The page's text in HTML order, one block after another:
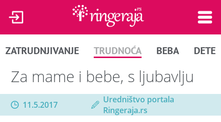
ZATRUDNJIVANJE TRUDNOĆA BEBA DETE
Za mame i bebe, s ljubavlju
11.5.2017
Uredništvo portala
Ringeraja.rs